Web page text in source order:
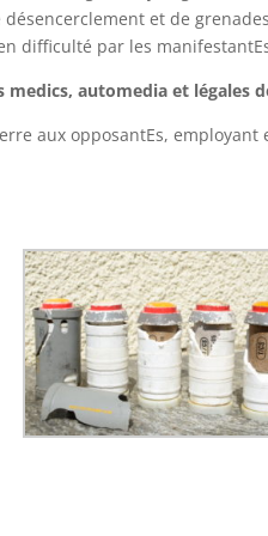
et de
difficulté par les
medics, automedia et légales
aux opposantEs,